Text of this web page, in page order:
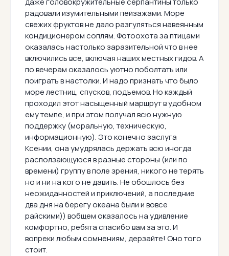
радовали изумительными пейзажами. Море
свежих фруктов не дало разгуляться навеянным
кондиционером соплям. Фотоохота за птицами
оказалась настолько заразительной что в нее
включились все, включая наших местных гидов. А
по вечерам оказалось уютно поболтать или
поиграть в настолки. И надо признать что было
море лестниц, спусков, подъемов. Но каждый
проходил этот насыщенный маршрут в удобном
ему темпе, и при этом получал всю нужную
поддержку (моральную, техническую,
информационную). Это конечно заслуга
Ксении, она умудрялась держать всю иногда
расползающуюся в разные стороны (или по
времени) группу в поле зрения, никого не терять
но и ни на кого не давить. Не обошлось без
неожиданностей и приключений, а последние
два дня на берегу океана были и вовсе
райскими)) вобщем оказалось на удивление
комфортно, ребята спасибо вам за это. И
вопреки любым сомнениям, дерзайте! Оно того
стоит.